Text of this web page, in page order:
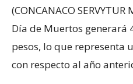
(CONCANACO
Día de Muertos generará
pesos, lo que representa
con respecto al año